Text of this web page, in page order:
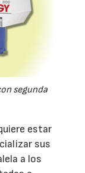
segunda
estar
sus
a los